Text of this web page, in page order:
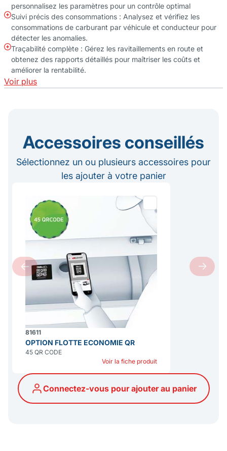
personnalisez les paramètres pour un contrôle optimal
Suivi précis des consommations : Analysez et vérifiez les
consommations de carburant par véhicule et conducteur pour
détecter les anomalies.
Traçabilité complète : Gérez les ravitaillements en route et
obtenez des rapports détaillés pour maîtriser les coûts et
améliorer la rentabilité.
Voir plus
Accessoires conseillés
Sélectionnez un ou plusieurs accessoires pour
les ajouter à votre panier
81611
OPTION FLOTTE ECONOMIE QR
45 QR CODE
Voir la fiche produit
Connectez-vous pour ajouter au panier